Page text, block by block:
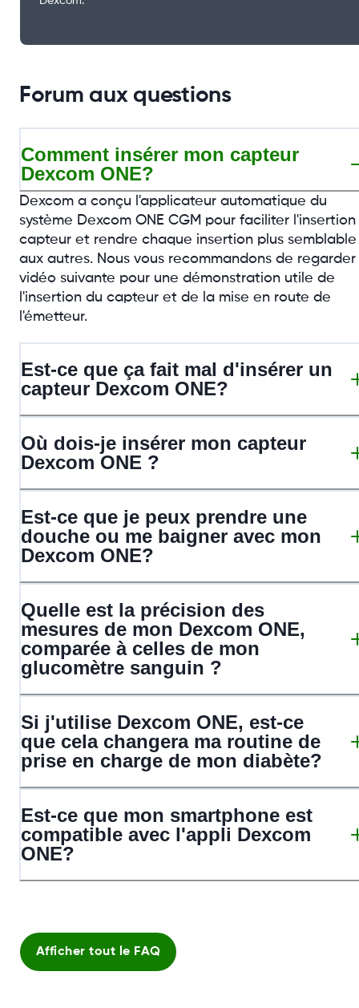
Forum aux questions
Comment insérer mon capteur
Dexcom ONE?
Dexcom a conçu l'applicateur automatique du
système Dexcom ONE CGM pour faciliter l'insertion
capteur et rendre chaque insertion plus semblable
aux autres. Nous vous recommandons de regarder
vidéo suivante pour une démonstration utile de
l'insertion du capteur et de la mise en route de
l'émetteur.
Est-ce que ça fait mal d'insérer un
capteur Dexcom ONE?
Où dois-je insérer mon capteur
Dexcom ONE ?
Est-ce que je peux prendre une
douche ou me baigner avec mon
Dexcom ONE?
Quelle est la précision des
mesures de mon Dexcom ONE,
comparée à celles de mon
glucomètre sanguin ?
Si j'utilise Dexcom ONE, est-ce
que cela changera ma routine de
prise en charge de mon diabète?
Est-ce que mon smartphone est
compatible avec l'appli Dexcom
ONE?
Afficher tout le FAQ